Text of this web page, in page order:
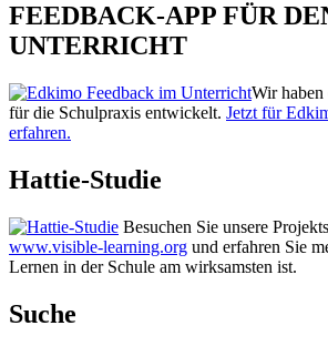
FEEDBACK-APP FÜR
UNTERRICHT
Wir
für die Schulpraxis entwickelt. Jetzt für
erfahren.
Hattie-Studie
Besuchen Sie unsere
www.visible-learning.org und erfahren Sie
Lernen in der Schule am wirksamsten ist.
Suche